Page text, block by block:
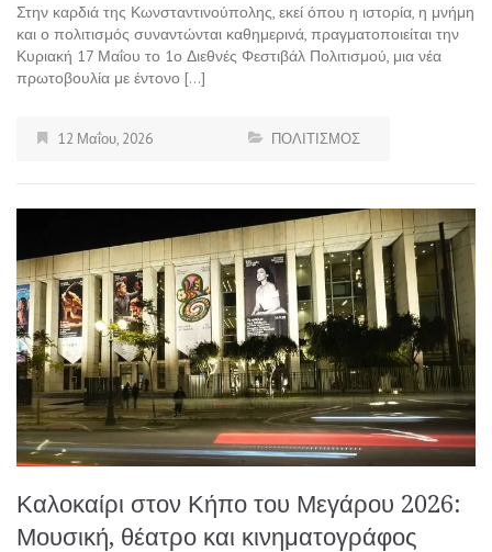
Στην καρδιά της Κωνσταντινούπολης, εκεί όπου η ιστορία, η μνήμη
και ο πολιτισμός συναντώνται καθημερινά, πραγματοποιείται την
Κυριακή 17 Μαΐου το 1ο Διεθνές Φεστιβάλ Πολιτισμού, μια νέα
πρωτοβουλία με έντονο […]
12 Μαΐου, 2026 ΠΟΛΙΤΙΣΜΟΣ
Καλοκαίρι στον Κήπο του Μεγάρου 2026:
Μουσική, θέατρο και κινηματογράφος